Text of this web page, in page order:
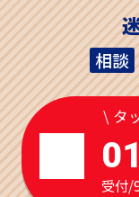
相談
\ タ
受付/